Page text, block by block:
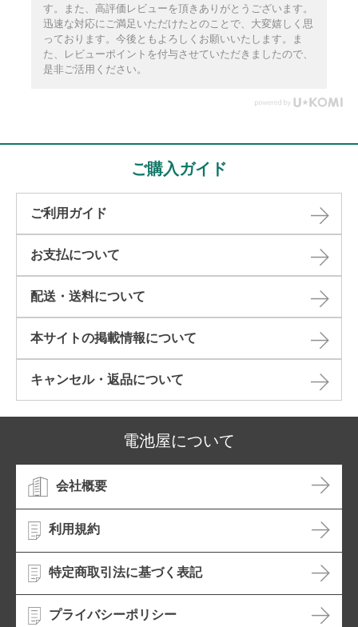
す。また、高評価レビューを頂きありがとうございます。
迅速な対応にご満足いただけたとのことで、大変嬉しく思
っております。今後ともよろしくお願いいたします。ま
た、レビューポイントを付与させていただきましたので、
是非ご活用ください。
ご購入ガイド
ご利用ガイド
お支払について
配送・送料について
本サイトの掲載情報について​
キャンセル・返品について​
電池屋について
会社概要
利用規約
特定商取引法に基づく表記
プライバシーポリシー